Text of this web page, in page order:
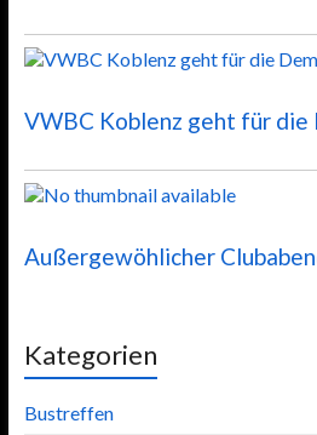
VWBC Koblenz geht für
Außergewöhlicher
Kategorien
Bustreffen